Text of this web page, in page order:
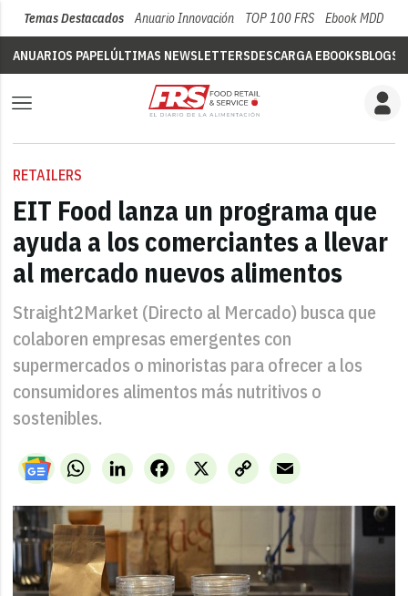
Temas Destacados Anuario Innovación TOP 100 FRS Ebook MDD
ANUARIOS PAPELÚLTIMAS NEWSLETTERSDESCARGA EBOOKSBLOGS
RETAILERS
EIT Food lanza un programa que
ayuda a los comerciantes a llevar
al mercado nuevos alimentos
Straight2Market (Directo al Mercado) busca que
colaboren empresas emergentes con
supermercados o minoristas para ofrecer a los
consumidores alimentos más nutritivos o
sostenibles.
WhatsAppLinkedIn X
Facebook
Copy
Link
Email